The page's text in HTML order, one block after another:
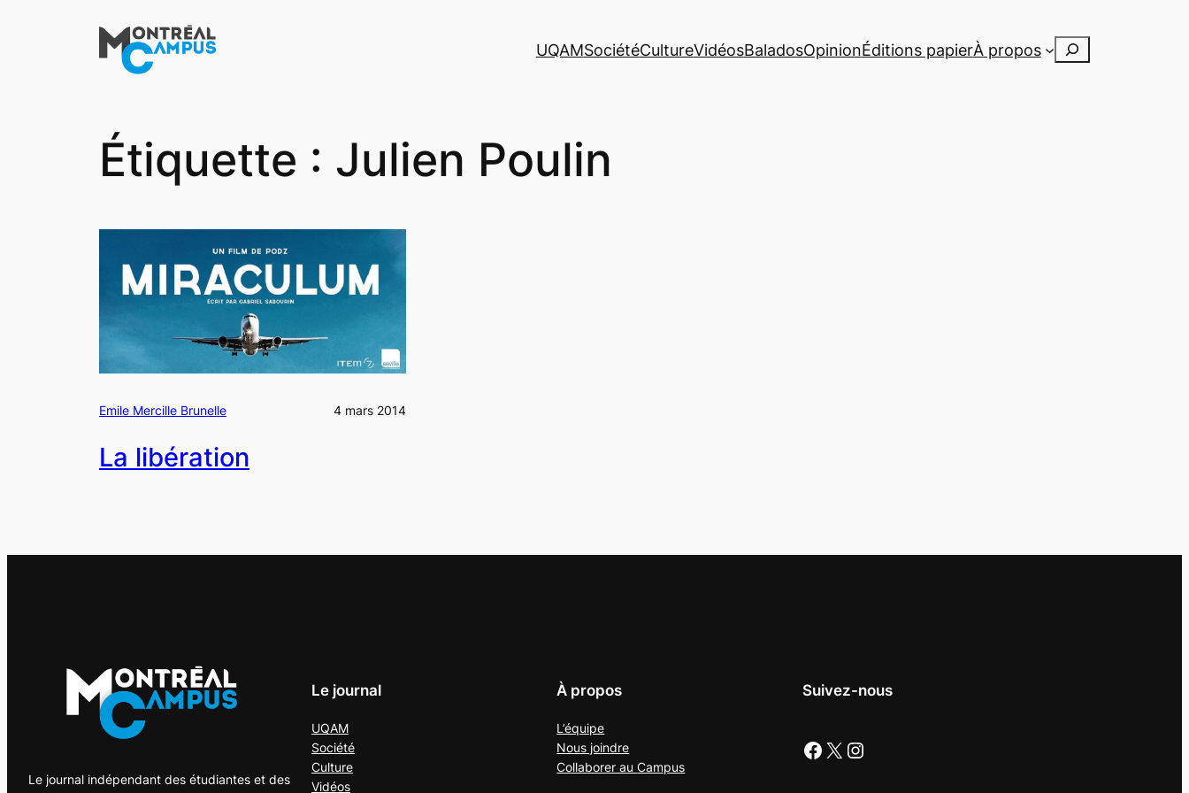
UQAMSociétéCultureVidéosBaladosOpinionÉditions papierÀ propos Rechercher
Étiquette : Julien Poulin
Emile Mercille Brunelle 4 mars 2014
La libération
Le journal indépendant des étudiantes et des
Le journal
UQAM
Société
Culture
Vidéos
À propos
L’équipe
Nous joindre
Collaborer auCampus
Suivez-nous
Facebook X Instagram